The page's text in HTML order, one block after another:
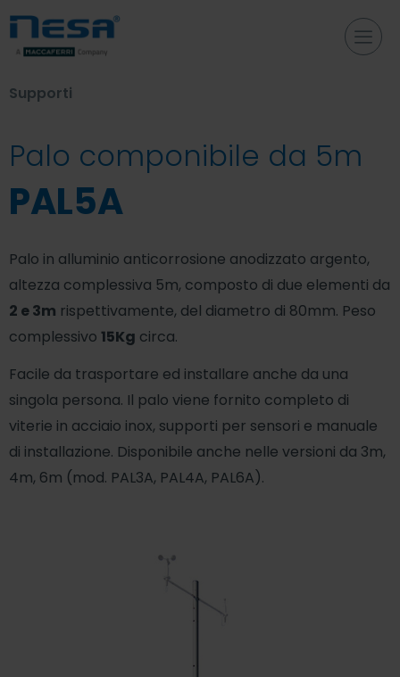
Supporti
Palo componibile da 5m
PAL5A
Palo in alluminio anticorrosione anodizzato argento,
altezza complessiva 5m, composto di due elementi da
2 e 3m rispettivamente, del diametro di 80mm. Peso
complessivo 15Kg circa.
Facile da trasportare ed installare anche da una
singola persona. Il palo viene fornito completo di
viterie in acciaio inox, supporti per sensori e manuale
di installazione. Disponibile anche nelle versioni da 3m,
4m, 6m (mod. PAL3A, PAL4A, PAL6A).